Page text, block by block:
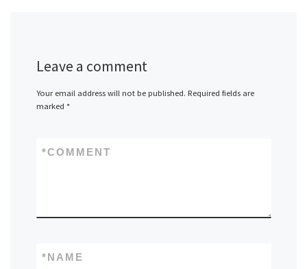
Leave a comment
Your email address will not be published. Required fields are
marked *
COMMENT
*
NAME
*